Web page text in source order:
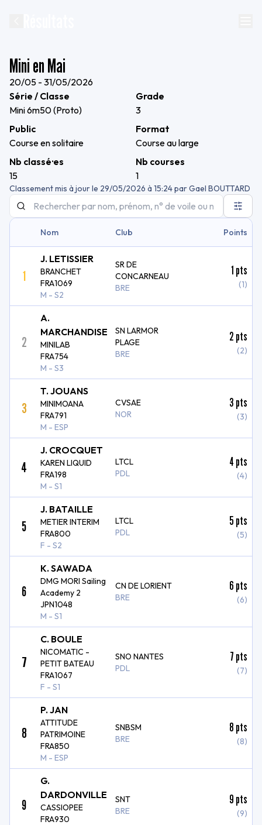
Mini en Mai
20/05 - 31/05/2026
Série / Classe
Mini 6m50 (Proto)
Grade
3
Public
Course en solitaire
Format
Course au large
Nb classé·es
15
Nb courses
1
Classement mis à jour le 29/05/2026 à 15:24parGael BOUTTARD
Nom Club Points
1
J. LETISSIER
BRANCHET
FRA1069
M - S2
SR DE
CONCARNEAU
BRE
1 pts
(1)
2
A.
MARCHANDISE
MINILAB
FRA754
M - S3
SN LARMOR
PLAGE
BRE
2 pts
(2)
3
T. JOUANS
MINIMOANA
FRA791
M - ESP
CVSAE
NOR
3 pts
(3)
4
J. CROCQUET
KAREN LIQUID
FRA198
M - S1
LTCL
PDL
4 pts
(4)
5
J. BATAILLE
METIER INTERIM
FRA800
F - S2
LTCL
PDL
5 pts
(5)
6
K. SAWADA
DMG MORI Sailing
Academy 2
JPN1048
M - S1
CN DE LORIENT
BRE
6 pts
(6)
7
C. BOULE
NICOMATIC -
PETIT BATEAU
FRA1067
F - S1
SNO NANTES
PDL
7 pts
(7)
8
P. JAN
ATTITUDE
PATRIMOINE
FRA850
M - ESP
SNBSM
BRE
8 pts
(8)
9
G.
DARDONVILLE
CASSIOPEE
FRA930
SNT
BRE
9 pts
(9)